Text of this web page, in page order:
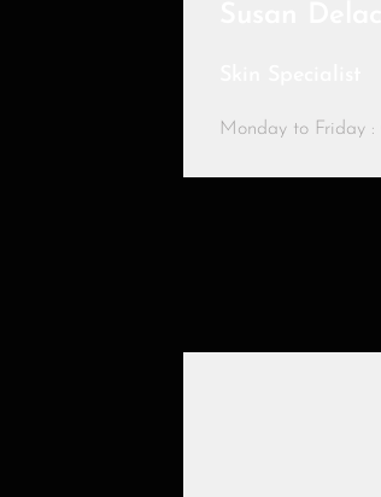
Monday to Friday